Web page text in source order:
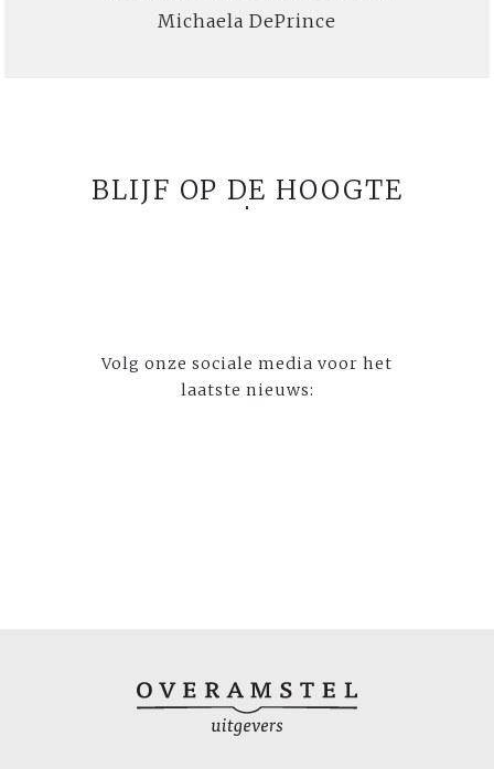
Michaela DePrince
BLIJF OP DE HOOGTE
Volg onze sociale media voor het
laatste nieuws: